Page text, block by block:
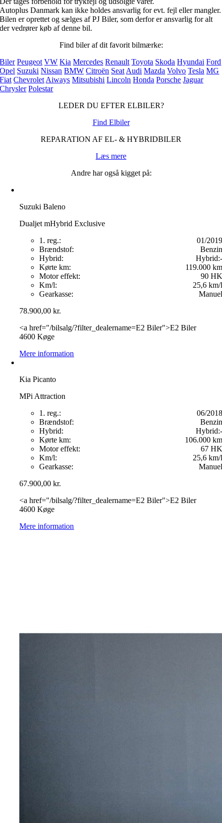
Autoplus Danmark kan ikke holdes ansvarlig for evt. fejl eller mangler.
Bilen er oprettet og sælges af PJ Biler, som derfor er ansvarlig for alt
der vedrører køb af denne bil.
Find biler af dit favorit bilmærke:
Biler Peugeot VW Kia Mercedes Renault Toyota Skoda Hyundai Ford
Opel Suzuki Nissan BMW Citroën Seat Audi Mazda Volvo Tesla MG
Fiat Chevrolet Aiways Mitsubishi Lincoln Honda Porsche Jaguar
Chrysler Polestar
LEDER DU EFTER ELBILER?
Find Elbiler
REPARATION AF EL- & HYBRIDBILER
Læs mere
Andre har også kigget på:
Suzuki Baleno
Dualjet mHybrid Exclusive
1. reg.:
01/2019
Brændstof:
Benzin
Hybrid:
Hybrid:-
Kørte km:
119.000 km
Motor effekt:
90 HK
Km/l:
25,6 km/l
Gearkasse:
Manuel
78.900,00kr.
<a href="/bilsalg/?filter_dealername=E2 Biler">E2 Biler
4600 Køge
Mere information
Kia Picanto
MPi Attraction
1. reg.:
06/2018
Brændstof:
Benzin
Hybrid:
Hybrid:-
Kørte km:
106.000 km
Motor effekt:
67 HK
Km/l:
25,6 km/l
Gearkasse:
Manuel
67.900,00kr.
<a href="/bilsalg/?filter_dealername=E2 Biler">E2 Biler
4600 Køge
Mere information